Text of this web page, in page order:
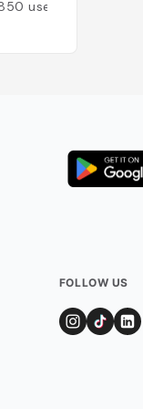
users
FOLLOW US